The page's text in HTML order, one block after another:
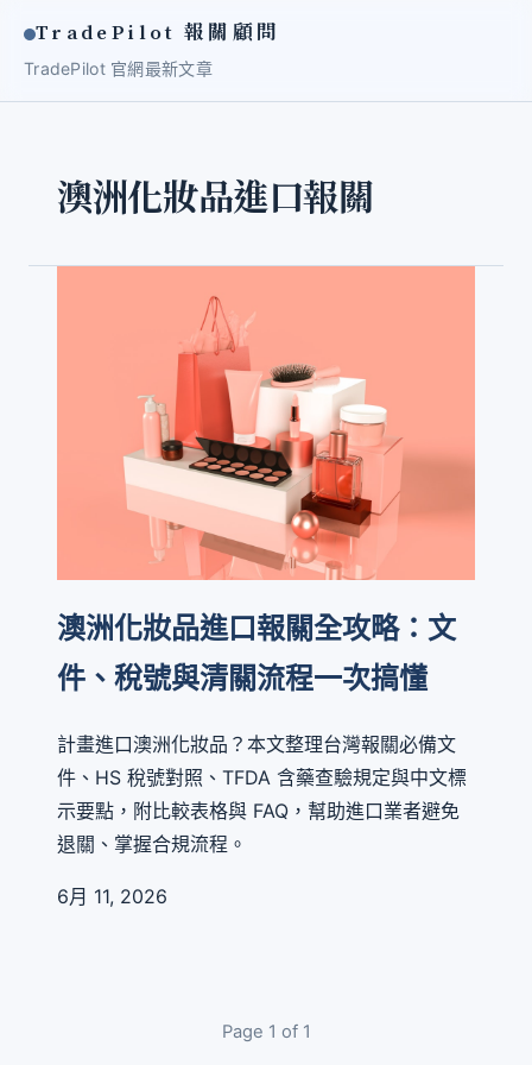
TradePilot 報關顧問
TradePilot 官網最新文章
澳洲化妝品進口報關
澳洲化妝品進口報關全攻略：文
件、稅號與清關流程一次搞懂
計畫進口澳洲化妝品？本文整理台灣報關必備文
件、HS 稅號對照、TFDA 含藥查驗規定與中文標
示要點，附比較表格與 FAQ，幫助進口業者避免
退關、掌握合規流程。
6月 11, 2026
Page 1 of 1